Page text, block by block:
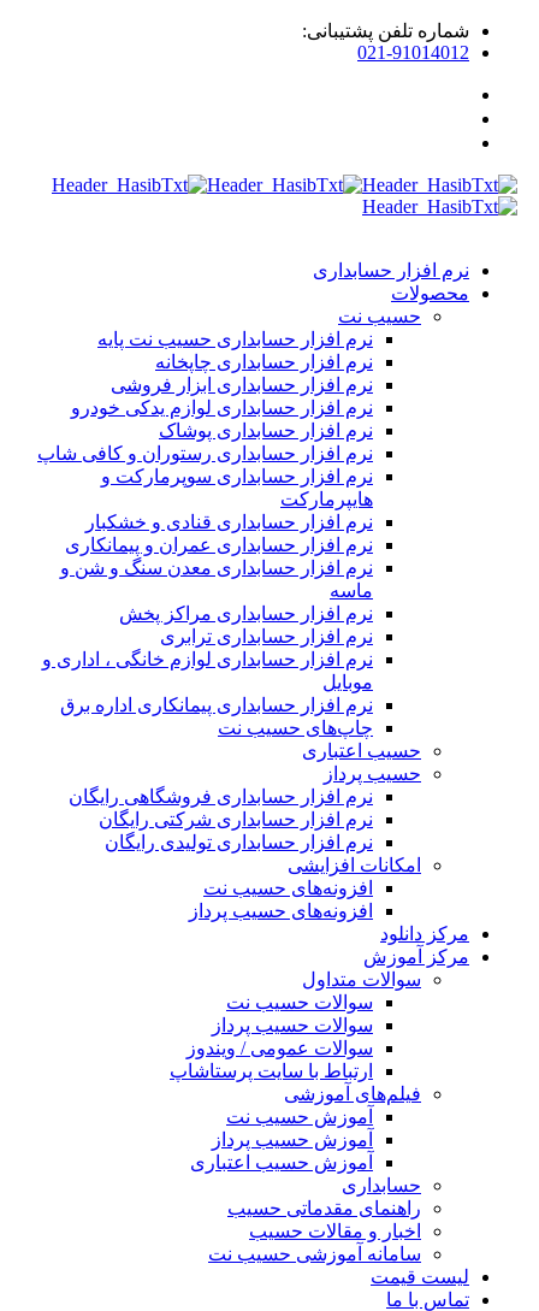
شماره تلفن پشتیبانی:
021-91014012
نرم افزار حسابداری
محصولات
حسیب نت
نرم افزار حسابداری حسیب نت پایه
نرم افزار حسابداری چاپخانه
نرم افزار حسابداری ابزار فروشی
نرم افزار حسابداری لوازم یدکی خودرو
نرم افزار حسابداری پوشاک
نرم افزار حسابداری رستوران و کافی شاپ
نرم افزار حسابداری سوپرمارکت و
هایپرمارکت
نرم افزار حسابداری قنادی و خشکبار
نرم افزار حسابداری عمران و پیمانکاری
نرم افزار حسابداری معدن سنگ و شن و
ماسه
نرم افزار حسابداری مراکز پخش
نرم افزار حسابداری ترابری
نرم افزار حسابداری لوازم خانگی ، اداری و
موبایل
نرم افزار حسابداری پیمانکاری اداره برق
چاپ‌های حسیب نت
حسیب اعتباری
حسیب پرداز
نرم افزار حسابداری فروشگاهی رایگان
نرم افزار حسابداری شرکتی رایگان
نرم افزار حسابداری تولیدی رایگان
امکانات افزایشی
افزونه‌های حسیب نت
افزونه‌های حسیب پرداز
مرکز دانلود
مرکز آموزش
سوالات متداول
سوالات حسیب نت
سوالات حسیب پرداز
سوالات عمومی / ویندوز
ارتباط با سایت پرستاشاپ
فیلم‌های آموزشی
آموزش حسیب نت
آموزش حسیب پرداز
آموزش حسیب اعتباری
حسابداری
راهنمای مقدماتی حسیب
اخبار و مقالات حسیب
سامانه آموزشی حسیب نت
لیست قیمت
تماس با ما